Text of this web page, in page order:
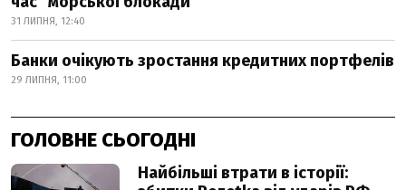
31 ЛИПНЯ, 12:40
Банки очікують зростання кредитних портфелів
29 ЛИПНЯ, 11:00
ГОЛОВНЕ СЬОГОДНІ
Найбільші втрати в історії: